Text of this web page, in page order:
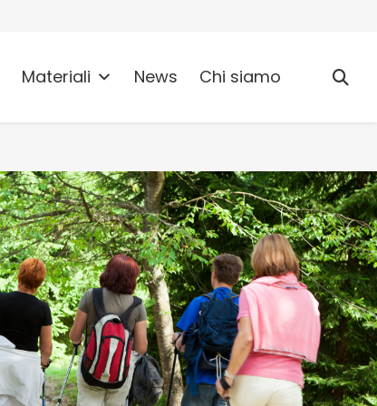
Materiali News Chi siamo